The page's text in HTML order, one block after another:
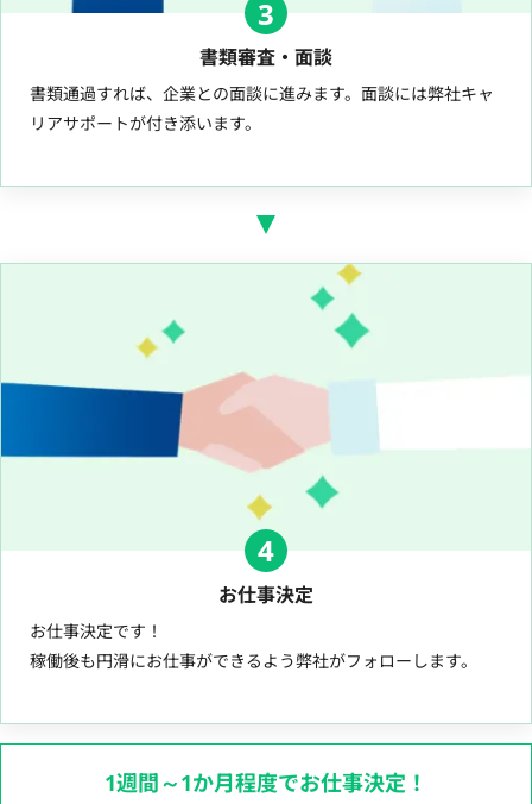
3
書類審査・面談
書類通過すれば、企業との面談に進みます。面談には弊社キャ
リアサポートが付き添います。
4
お仕事決定
お仕事決定です！
稼働後も円滑にお仕事ができるよう弊社がフォローします。
1週間～1か月程度でお仕事決定！